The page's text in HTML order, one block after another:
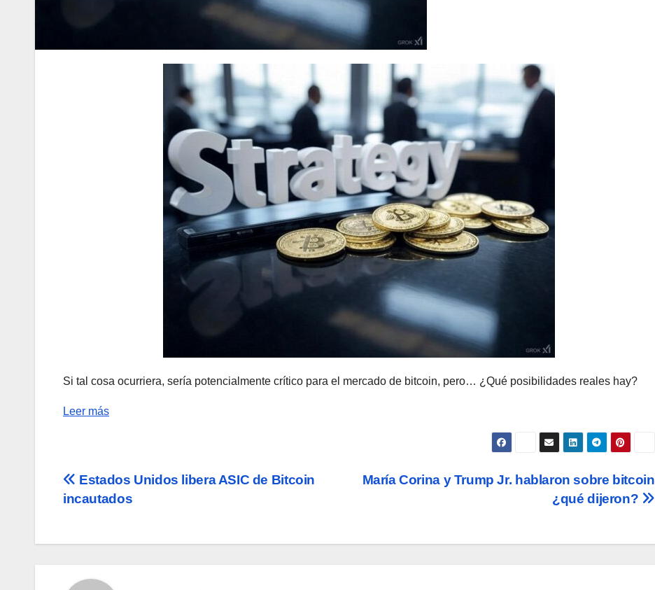
Si tal cosa ocurriera, sería potencialmente crítico para el mercado de bitcoin, pero… ¿Qué posibilidades reales hay?
Leer más
Navegación
entradas
María Corina y Trump Jr. hablaron sobre bitcoin
¿qué dijeron?
Estados Unidos libera ASIC de Bitcoin
incautados